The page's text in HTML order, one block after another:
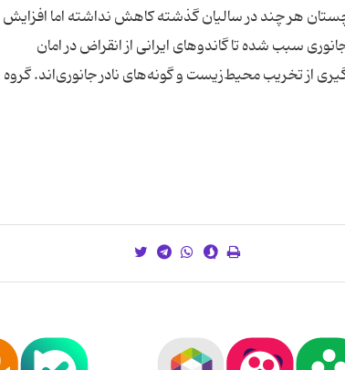
هر چند در سالیان گذشته کاهش نداشته اما افزایش
سبب شده تا گاندوهای ایرانی از انقراض در امان
از تخریب محیط‌زیست و گونه‌های نادر جانوری‌اند. گروه